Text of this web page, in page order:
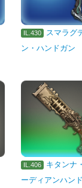
IL.430
スマラグ
ン・ハンドガン
IL.406
キタンナ
ーディアンハン